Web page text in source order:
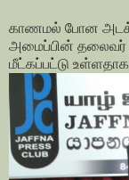
காணமல் போன
அமைப்பின் தலைவர்
மீட்கப்பட்டு